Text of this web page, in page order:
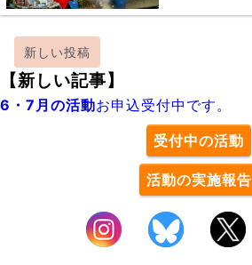
新しい投稿
【新しい記事】
6・7月の活動お申込受付中です。
受付中の活動
活動の実施報告